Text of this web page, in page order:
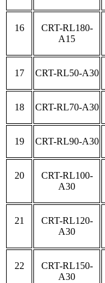
16
CRT-RL180-
A15
17 CRT-RL50-A30
18 CRT-RL70-A30
19 CRT-RL90-A30
20
CRT-RL100-
A30
21
CRT-RL120-
A30
22
CRT-RL150-
A30